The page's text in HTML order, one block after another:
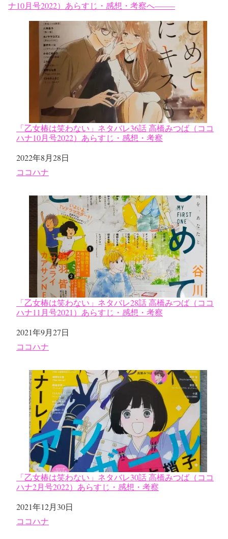
ナ10月号2022）あらすじ・感想・考察へ——–
「乙女椿は笑わない」ネタバレ36話 高橋みつば（ココ
ハナ10月号2022）あらすじ・感想・考察
日付
2022年8月28日
関連理由
ココハナ
「乙女椿は笑わない」ネタバレ28話 高橋みつば（ココ
ハナ11月号2021）あらすじ・感想・考察
日付
2021年9月27日
関連理由
ココハナ
「乙女椿は笑わない」ネタバレ30話 高橋みつば（ココ
ハナ2月号2022）あらすじ・感想・考察
日付
2021年12月30日
関連理由
ココハナ